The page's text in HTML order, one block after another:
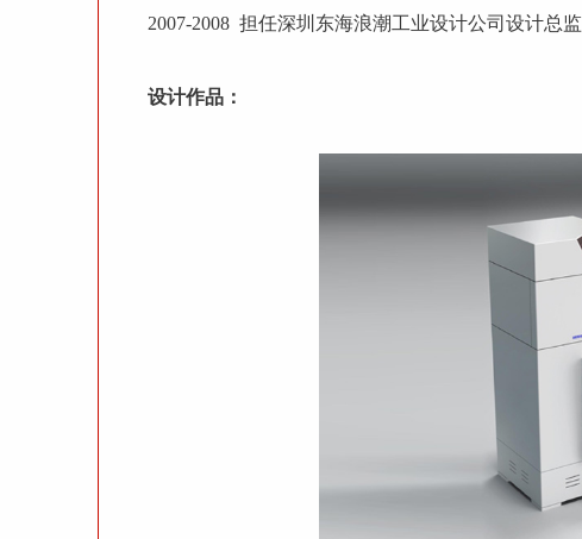
2007-2008 担任深圳东海浪潮工业设计公司设计总监
设计作品：